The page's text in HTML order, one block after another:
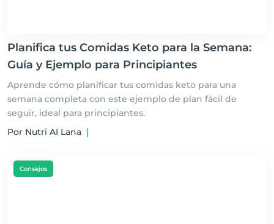
Planifica tus Comidas Keto para la Semana:
Guía y Ejemplo para Principiantes
Aprende cómo planificar tus comidas keto para una
semana completa con este ejemplo de plan fácil de
seguir, ideal para principiantes.
Por Nutri AI Lana |
Consejos